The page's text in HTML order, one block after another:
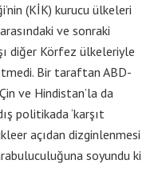
(KİK) kurucu ülkeleri
ve sonraki
diğer Körfez ülkeleriyle
Bir taraftan ABD-
ve Hindistan’la da
politikada ‘karşıt
açıdan dizginlenmesi
soyundu ki